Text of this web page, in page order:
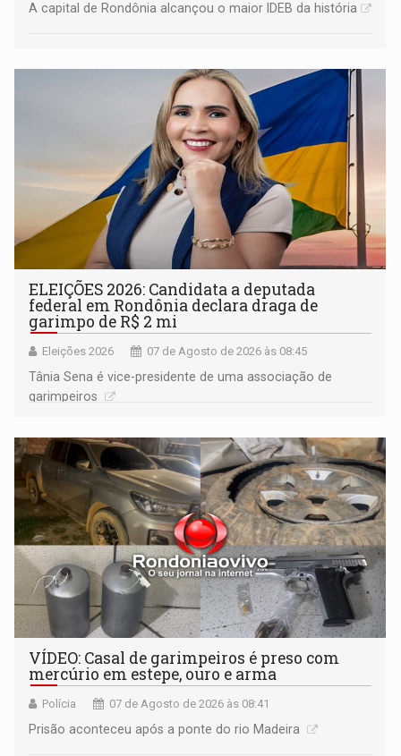
A capital de Rondônia alcançou o maior IDEB da história
ELEIÇÕES 2026: Candidata a deputada
federal em Rondônia declara draga de
garimpo de R$ 2 mi
Eleições 2026 07 de Agosto de 2026 às 08:45
Tânia Sena é vice-presidente de uma associação de
garimpeiros
VÍDEO: Casal de garimpeiros é preso com
mercúrio em estepe, ouro e arma
Polícia 07 de Agosto de 2026 às 08:41
Prisão aconteceu após a ponte do rio Madeira